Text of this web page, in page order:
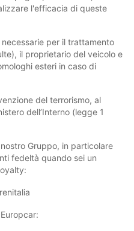
l'efficacia di queste
per il trattamento
il proprietario del veicolo e
esteri in caso di
del terrorismo, al
dell’Interno (legge 1
Gruppo, in particolare
fedeltà quando sei un